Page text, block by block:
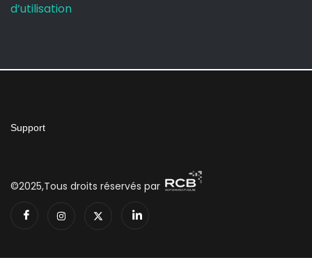
d’utilisation
Support
©2025,Tous droits réservés par